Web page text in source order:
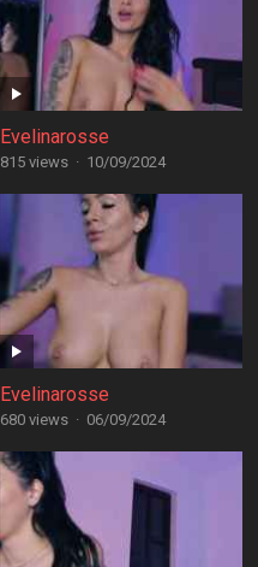
Evelinarosse
815 views · 10/09/2024
Evelinarosse
680 views · 06/09/2024